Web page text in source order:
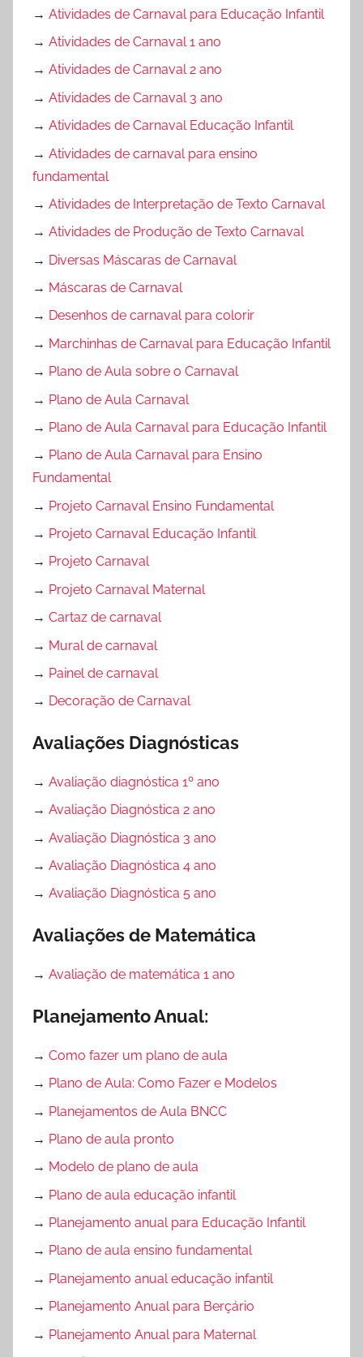
→ Atividades de Carnaval para Educação Infantil
→ Atividades de Carnaval 1 ano
→ Atividades de Carnaval 2 ano
→ Atividades de Carnaval 3 ano
→ Atividades de Carnaval Educação Infantil
→ Atividades de carnaval para ensino
fundamental
→ Atividades de Interpretação de Texto Carnaval
→ Atividades de Produção de Texto Carnaval
→ Diversas Máscaras de Carnaval
→ Máscaras de Carnaval
→ Desenhos de carnaval para colorir
→ Marchinhas de Carnaval para Educação Infantil
→ Plano de Aula sobre o Carnaval
→ Plano de Aula Carnaval
→ Plano de Aula Carnaval para Educação Infantil
→ Plano de Aula Carnaval para Ensino
Fundamental
→ Projeto Carnaval Ensino Fundamental
→ Projeto Carnaval Educação Infantil
→ Projeto Carnaval
→ Projeto Carnaval Maternal
→ Cartaz de carnaval
→ Mural de carnaval
→ Painel de carnaval
→ Decoração de Carnaval
Avaliações Diagnósticas
→ Avaliação diagnóstica 1º ano
→ Avaliação Diagnóstica 2 ano
→ Avaliação Diagnóstica 3 ano
→ Avaliação Diagnóstica 4 ano
→ Avaliação Diagnóstica 5 ano
Avaliações de Matemática
→ Avaliação de matemática 1 ano
Planejamento Anual:
→ Como fazer um plano de aula
→ Plano de Aula: Como Fazer e Modelos
→ Planejamentos de Aula BNCC
→ Plano de aula pronto
→ Modelo de plano de aula
→ Plano de aula educação infantil
→ Planejamento anual para Educação Infantil
→ Plano de aula ensino fundamental
→ Planejamento anual educação infantil
→ Planejamento Anual para Berçário
→ Planejamento Anual para Maternal